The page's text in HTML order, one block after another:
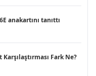
anakartını tanıttı
Fark Ne?